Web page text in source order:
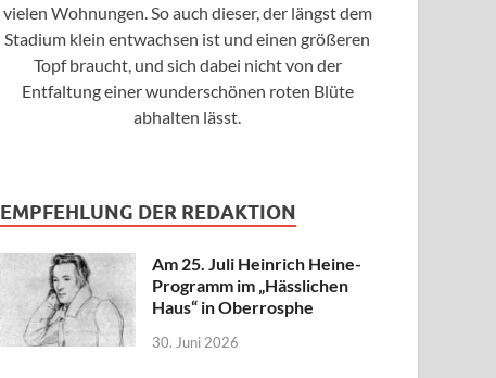
vielen Wohnungen. So auch dieser, der längst dem
Stadium klein entwachsen ist und einen größeren
Topf braucht, und sich dabei nicht von der
Entfaltung einer wunderschönen roten Blüte
abhalten lässt.
EMPFEHLUNG DER REDAKTION
Am 25. Juli Heinrich Heine-
Programm im „Hässlichen
Haus“ in Oberrosphe
30. Juni 2026